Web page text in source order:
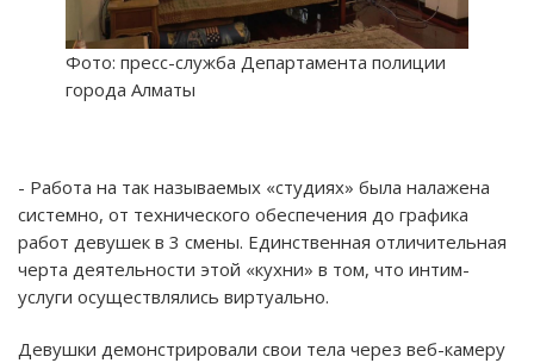
Фото: пресс-служба Департамента полиции
города Алматы
- Работа на так называемых «студиях» была налажена
системно, от технического обеспечения до графика
работ девушек в 3 смены. Единственная отличительная
черта деятельности этой «кухни» в том, что интим-
услуги осуществлялись виртуально.
Девушки демонстрировали свои тела через веб-камеру